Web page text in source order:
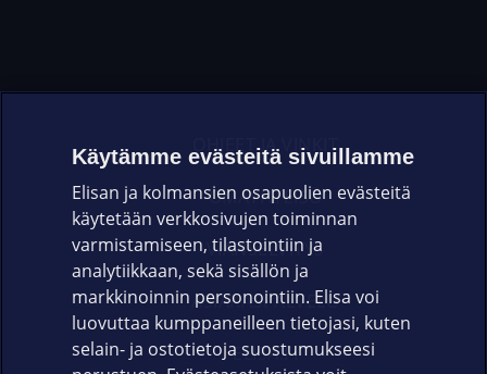
OHJEET JA VINKIT
OMAYHTEISÖ
VIANSELVITYS
ASIAKASPALVELU
ELISA.FI
Käytämme evästeitä sivuillamme
Elisan ja kolmansien osapuolien evästeitä
käytetään verkkosivujen toiminnan
varmistamiseen, tilastointiin ja
analytiikkaan, sekä sisällön ja
markkinoinnin personointiin. Elisa voi
luovuttaa kumppaneilleen tietojasi, kuten
selain- ja ostotietoja suostumukseesi